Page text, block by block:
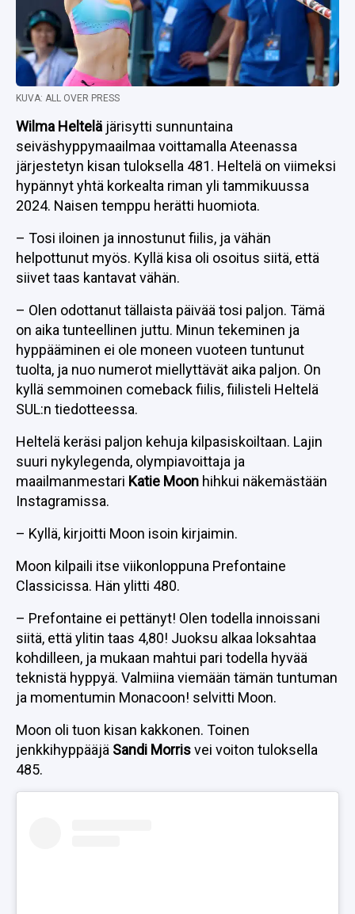
KUVA: ALL OVER PRESS
Wilma Heltelä järisytti sunnuntaina
seiväshyppymaailmaa voittamalla Ateenassa
järjestetyn kisan tuloksella 481. Heltelä on viimeksi
hypännyt yhtä korkealta riman yli tammikuussa
2024. Naisen temppu herätti huomiota.
– Tosi iloinen ja innostunut fiilis, ja vähän
helpottunut myös. Kyllä kisa oli osoitus siitä, että
siivet taas kantavat vähän.
– Olen odottanut tällaista päivää tosi paljon. Tämä
on aika tunteellinen juttu. Minun tekeminen ja
hyppääminen ei ole moneen vuoteen tuntunut
tuolta, ja nuo numerot miellyttävät aika paljon. On
kyllä semmoinen comeback fiilis, fiilisteli Heltelä
SUL:n tiedotteessa.
Heltelä keräsi paljon kehuja kilpasiskoiltaan. Lajin
suuri nykylegenda, olympiavoittaja ja
maailmanmestari Katie Moon hihkui näkemästään
Instagramissa.
– Kyllä, kirjoitti Moon isoin kirjaimin.
Moon kilpaili itse viikonloppuna Prefontaine
Classicissa. Hän ylitti 480.
– Prefontaine ei pettänyt! Olen todella innoissani
siitä, että ylitin taas 4,80! Juoksu alkaa loksahtaa
kohdilleen, ja mukaan mahtui pari todella hyvää
teknistä hyppyä. Valmiina viemään tämän tuntuman
ja momentumin Monacoon! selvitti Moon.
Moon oli tuon kisan kakkonen. Toinen
jenkkihyppääjä Sandi Morrisvei voiton tuloksella
485.